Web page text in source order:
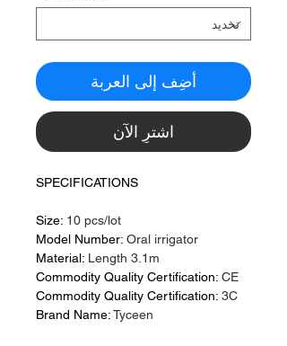
أضِف إلى العربة
اشترِ الآن
SPECIFICATIONS
Size: 10 pcs/lot
Model Number: Oral irrigator
Material: Length 3.1m
Commodity Quality Certification: CE
Commodity Quality Certification: 3C
Brand Name:Tyceen